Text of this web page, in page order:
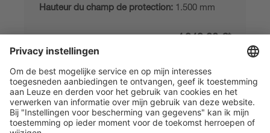
Hauteur du champ de protection: 1.500 mm
Prix catalogue: 4 249,00 €*
Délais de livraison d'env. 7 jours ouvrables
Comparer
Ajouter au
Demander